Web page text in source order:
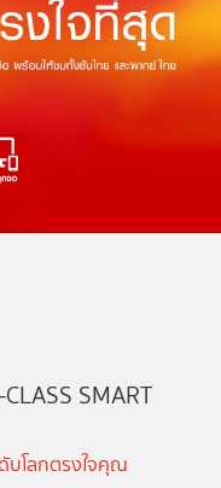
SMART
บโลกตรงใจคุณ